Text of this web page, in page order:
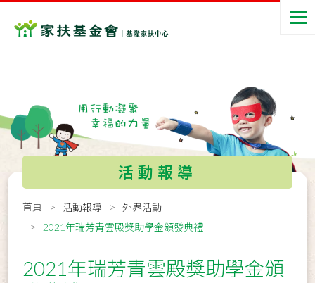
活動報導
首頁 活動報導
外界活動
2021年瑞芳青雲殿獎助學金頒發典禮
2021年瑞芳青雲殿獎助學金頒